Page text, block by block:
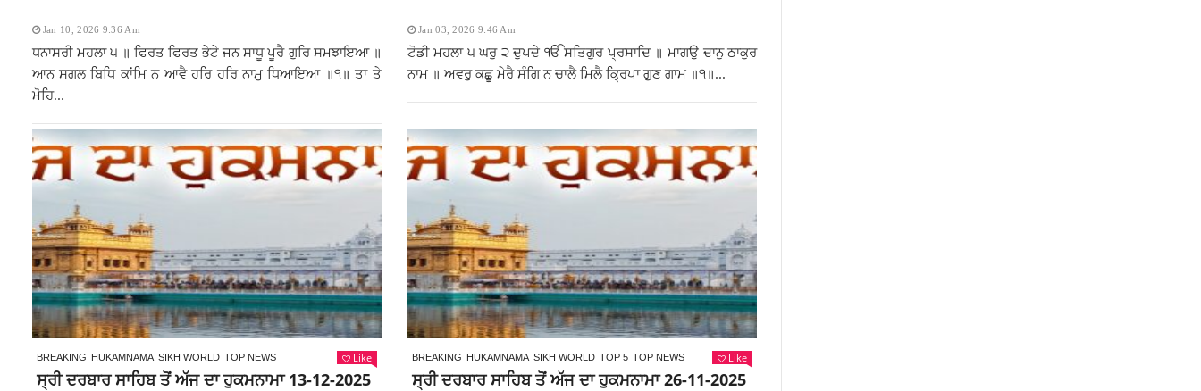
Jan 10, 2026 9:36 Am
ਧਨਾਸਰੀ ਮਹਲਾ ੫ ॥ ਫਿਰਤ ਫਿਰਤ ਭੇਟੇ ਜਨ ਸਾਧੂ ਪੂਰੈ ਗੁਰਿ ਸਮਝਾਇਆ ॥
ਆਨ ਸਗਲ ਬਿਧਿ ਕਾਂਮਿ ਨ ਆਵੈ ਹਰਿ ਹਰਿ ਨਾਮੁ ਧਿਆਇਆ ॥੧॥ ਤਾ ਤੇ
ਮੋਹਿ...
Jan 03, 2026 9:46 Am
ਟੋਡੀ ਮਹਲਾ ੫ ਘਰੁ ੨ ਦੁਪਦੇ ੴ ਸਤਿਗੁਰ ਪ੍ਰਸਾਦਿ ॥ ਮਾਗਉ ਦਾਨੁ ਠਾਕੁਰ
ਨਾਮ ॥ ਅਵਰੁ ਕਛੂ ਮੇਰੈ ਸੰਗਿ ਨ ਚਾਲੈ ਮਿਲੈ ਕ੍ਰਿਪਾ ਗੁਣ ਗਾਮ ॥੧॥...
BREAKING HUKAMNAMA SIKH WORLD TOP NEWS Like
ਸ੍ਰੀ ਦਰਬਾਰ ਸਾਹਿਬ ਤੋਂ ਅੱਜ ਦਾ ਹੁਕਮਨਾਮਾ 13-12-2025
BREAKING HUKAMNAMA SIKH WORLD TOP 5 TOP NEWS Like
ਸ੍ਰੀ ਦਰਬਾਰ ਸਾਹਿਬ ਤੋਂ ਅੱਜ ਦਾ ਹੁਕਮਨਾਮਾ 26-11-2025